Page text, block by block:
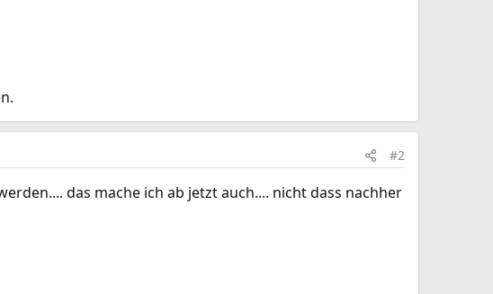
#2
das mache ich ab jetzt auch.... nicht dass nachher